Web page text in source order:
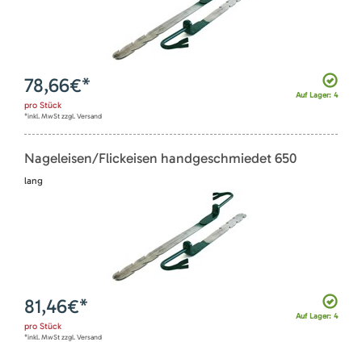
Auf Lager: 4
78,66€*
pro Stück
*inkl. MwSt zzgl. Versand
Nageleisen/Flickeisen handgeschmiedet 650
lang
Auf Lager: 4
81,46€*
pro Stück
*inkl. MwSt zzgl. Versand